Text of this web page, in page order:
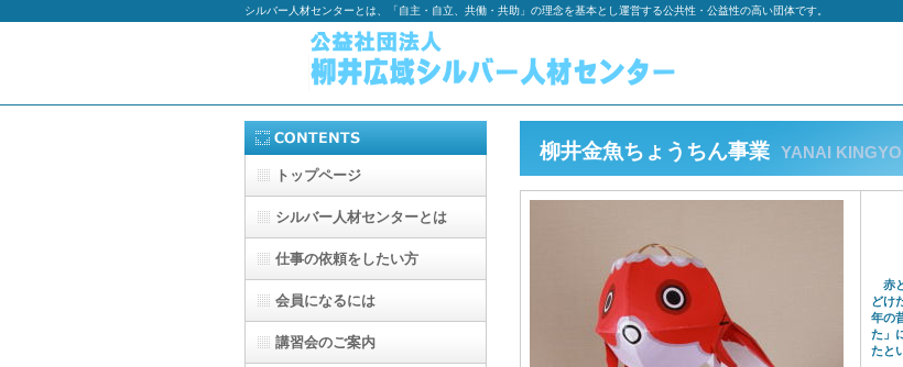
シルバー人材センターとは、「自主・自立、共働・共助」の理念を基本とし運営する公共性・公益性の高い団体です。
柳井金魚ちょうちん事業 YANAI
赤
どけ
年の
た」
たと
トップページ
シルバー人材センターとは
仕事の依頼をしたい方
会員になるには
講習会のご案内